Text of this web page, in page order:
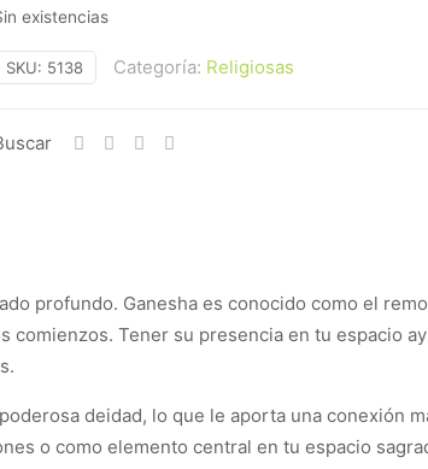
existencias
SKU: 5138 Categoría: Religiosas
profundo. Ganesha es conocido como el
comienzos. Tener su presencia en tu espacio
deidad, lo que le aporta una conexión
o como elemento central en tu espacio